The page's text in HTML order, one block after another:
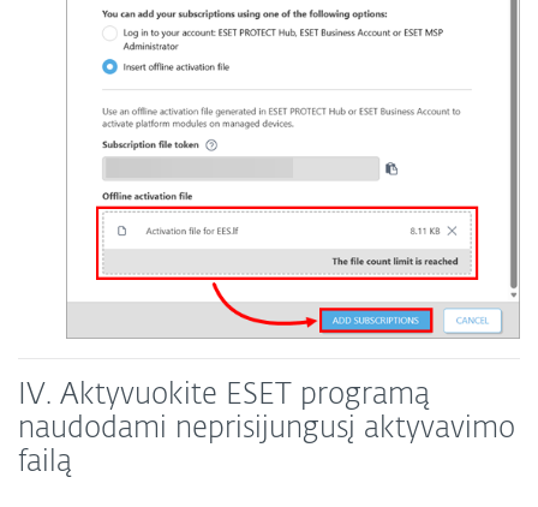
IV. Aktyvuokite ESET programą
naudodami neprisijungusį aktyvavimo
failą